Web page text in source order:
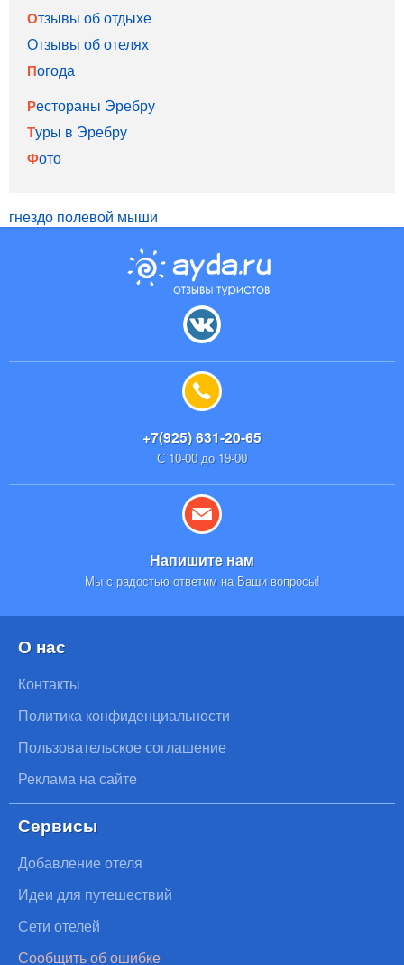
Отзывы об отдыхе
Отзывы об отелях
Погода
Рестораны Эребру
Туры в Эребру
Фото
гнездо полевой мыши
+7(925) 631-20-65
С 10-00 до 19-00
Напишите нам
Мы с радостью ответим на Ваши вопросы!
О нас
Контакты
Политика конфиденциальности
Пользовательское соглашение
Реклама на сайте
Сервисы
Добавление отеля
Идеи для путешествий
Сети отелей
Сообщить об ошибке